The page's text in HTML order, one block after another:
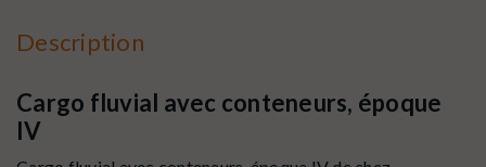
Description
Cargo fluvial avec conteneurs, époque
IV